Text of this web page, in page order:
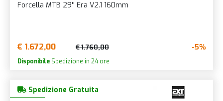
Forcella MTB 29'' Era V2.1 160mm
€ 1.672,00 € 1.760,00 -5%
Disponibile Spedizione in 24 ore
Spedizione Gratuita